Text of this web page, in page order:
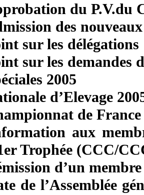
du P.V.du
des
sur les délégations
sur les demandes
2005
d’Elevage
de France
aux
Trophée (CCC/
d’un
de l’Assemblée